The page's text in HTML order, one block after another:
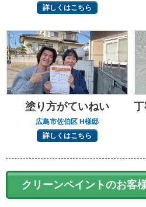
詳しくはこちら
塗り方がていねい
広島市佐伯区 H様邸
詳しくはこちら
クリーンペイントのお客